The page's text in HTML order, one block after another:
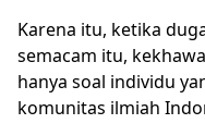
Karena itu, ketika
semacam itu,
hanya soal individu
komunitas ilmiah